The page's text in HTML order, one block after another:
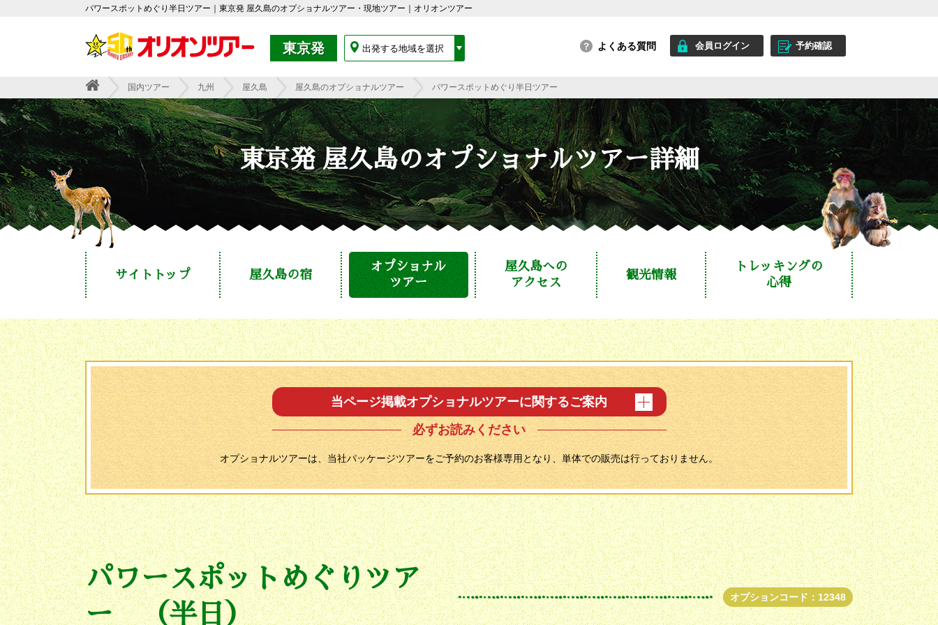
パワースポットめぐり半日ツアー｜東京発 屋久島のオプショナルツアー・現地ツアー｜オリオンツアー
東京発 出発する地域を選択
国内ツアー 九州 屋久島 屋久島のオプショナルツアー パワースポットめぐり半日ツアー
東京発 屋久島のオプショナルツアー詳細
サイトトップ 屋久島の宿
オプショナル
ツアー
屋久島への
アクセス
観光情報
トレッキングの
心得
当ページ掲載オプショナルツアーに関するご案内
必ずお読みください
オプショナルツアーは、当社パッケージツアーをご予約のお客様専用となり、単体での販売は行っておりません。
パワースポットめぐりツア
ー （半日）
オプションコード：12348